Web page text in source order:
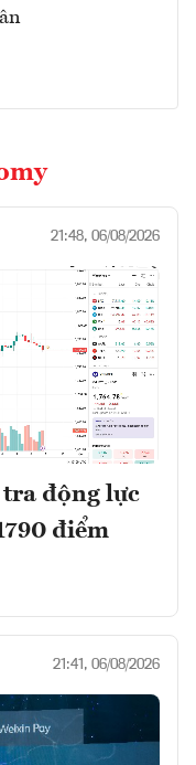
21:48, 06/08/2026
động lực
điểm
21:41, 06/08/2026